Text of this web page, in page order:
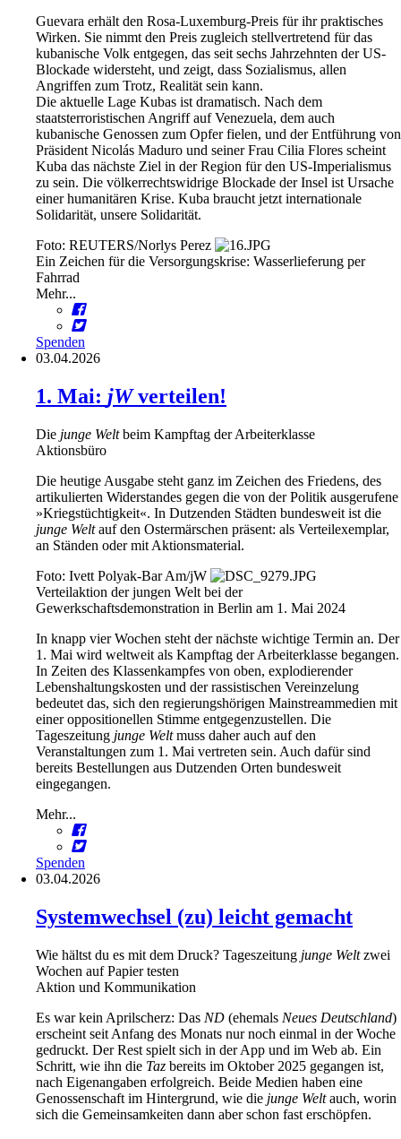
Guevara erhält den Rosa-Luxemburg-Preis für ihr praktisches
Wirken. Sie nimmt den Preis zugleich stellvertretend für das
kubanische Volk entgegen, das seit sechs Jahrzehnten der US-
Blockade widersteht, und zeigt, dass Sozialismus, allen
Angriffen zum Trotz, Realität sein kann.
Die aktuelle Lage Kubas ist dramatisch. Nach dem
staatsterroristischen Angriff auf Venezuela, dem auch
kubanische Genossen zum Opfer fielen, und der Entführung von
Präsident Nicolás Maduro und seiner Frau Cilia Flores scheint
Kuba das nächste Ziel in der Region für den US-Imperialismus
zu sein. Die völkerrechtswidrige Blockade der Insel ist Ursache
einer humanitären Krise. Kuba braucht jetzt internationale
Solidarität, unsere Solidarität.
Foto: REUTERS/Norlys Perez
Ein Zeichen für die Versorgungskrise: Wasserlieferung per
Fahrrad
Mehr...
Spenden
03.04.2026
1. Mai: jWverteilen!
Die junge Weltbeim Kampftag der Arbeiterklasse
Aktionsbüro
Die heutige Ausgabe steht ganz im Zeichen des Friedens, des
artikulierten Widerstandes gegen die von der Politik ausgerufene
»Kriegstüchtigkeit«. In Dutzenden Städten bundesweit ist die
junge Weltauf den Ostermärschen präsent: als Verteilexemplar,
an Ständen oder mit Aktionsmaterial.
Foto: Ivett Polyak-Bar Am/jW
Verteilaktion der jungen Welt bei der
Gewerkschaftsdemonstration in Berlin am 1. Mai 2024
In knapp vier Wochen steht der nächste wichtige Termin an. Der
1. Mai wird weltweit als Kampftag der Arbeiterklasse begangen.
In Zeiten des Klassenkampfes von oben, explodierender
Lebenshaltungskosten und der rassistischen Vereinzelung
bedeutet das, sich den regierungshörigen Mainstreammedien mit
einer oppositionellen Stimme entgegenzustellen. Die
Tageszeitung junge Weltmuss daher auch auf den
Veranstaltungen zum 1. Mai vertreten sein. Auch dafür sind
bereits Bestellungen aus Dutzenden Orten bundesweit
eingegangen.
Mehr...
Spenden
03.04.2026
Systemwechsel (zu) leicht gemacht
Wie hältst du es mit dem Druck? Tageszeitung junge Weltzwei
Wochen auf Papier testen
Aktion und Kommunikation
Es war kein Aprilscherz: Das ND (ehemals Neues Deutschland)
erscheint seit Anfang des Monats nur noch einmal in der Woche
gedruckt. Der Rest spielt sich in der App und im Web ab. Ein
Schritt, wie ihn die Taz bereits im Oktober 2025 gegangen ist,
nach Eigenangaben erfolgreich. Beide Medien haben eine
Genossenschaft im Hintergrund, wie die junge Weltauch, worin
sich die Gemeinsamkeiten dann aber schon fast erschöpfen.